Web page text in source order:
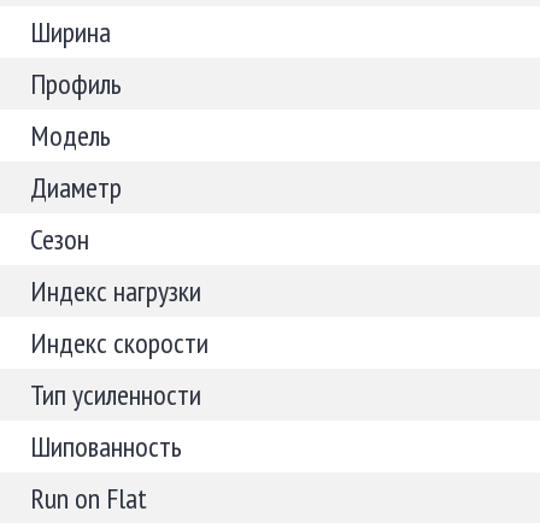
Ширина
Профиль
Модель
Диаметр
Сезон
Индекс нагрузки
Индекс скорости
Тип усиленности
Шипованность
Run on Flat